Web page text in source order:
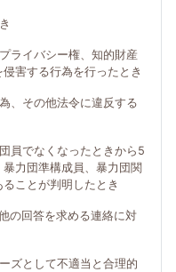
ライバシー権、知的財産
害する行為を行ったとき
、その他法令に違反する
員でなくなったときから5
力団準構成員、暴力団関
ことが判明したとき
の回答を求める連絡に対
ズとして不適当と合理的